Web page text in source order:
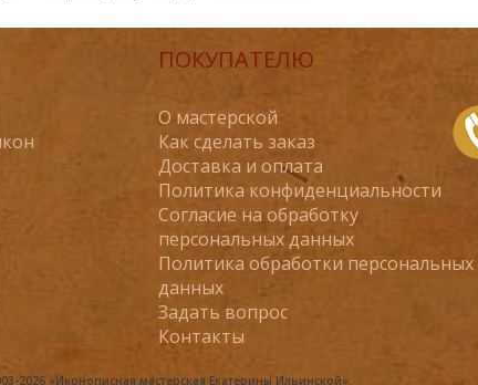
ПОКУПАТЕЛЮ
О мастерской
Как сделать заказ
Доставка и оплата
Политика конфиденциальности
Согласие на обработку
персональных данных
Политика обработки персональных
данных
Задать вопрос
Контакты
2026 «Иконописная мастерская Екатерины Ильинской».